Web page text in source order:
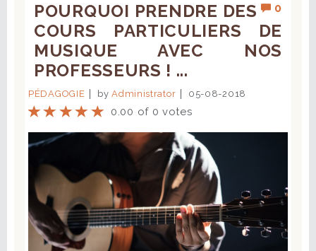
0
POURQUOI PRENDRE DES
COURS PARTICULIERS DE
MUSIQUE AVEC NOS
PROFESSEURS ! ...
PÉDAGOGIE byAdministrator 05-08-2018
0.00 of 0 votes